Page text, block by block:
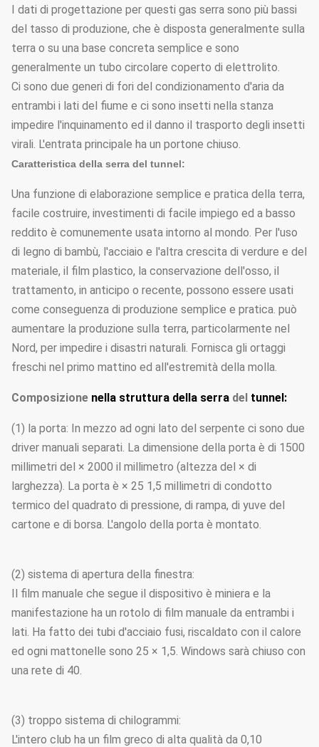
I dati di progettazione per questi gas serra sono più bassi
del tasso di produzione, che è disposta generalmente sulla
terra o su una base concreta semplice e sono
generalmente un tubo circolare coperto di elettrolito.
Ci sono due generi di fori del condizionamento d'aria da
entrambi i lati del fiume e ci sono insetti nella stanza
impedire l'inquinamento ed il danno il trasporto degli insetti
virali. L'entrata principale ha un portone chiuso.
Caratteristica della serra del tunnel:
Una funzione di elaborazione semplice e pratica della terra,
facile costruire, investimenti di facile impiego ed a basso
reddito è comunemente usata intorno al mondo. Per l'uso
di legno di bambù, l'acciaio e l'altra crescita di verdure e del
materiale, il film plastico, la conservazione dell'osso, il
trattamento, in anticipo o recente, possono essere usati
come conseguenza di produzione semplice e pratica. può
aumentare la produzione sulla terra, particolarmente nel
Nord, per impedire i disastri naturali. Fornisca gli ortaggi
freschi nel primo mattino ed all'estremità della molla.
Composizione nella struttura della serra del tunnel:
(1) la porta: In mezzo ad ogni lato del serpente ci sono due
driver manuali separati. La dimensione della porta è di 1500
millimetri del × 2000 il millimetro (altezza del × di
larghezza). La porta è × 25 1,5 millimetri di condotto
termico del quadrato di pressione, di rampa, di yuve del
cartone e di borsa. L'angolo della porta è montato.
(2) sistema di apertura della finestra:
Il film manuale che segue il dispositivo è miniera e la
manifestazione ha un rotolo di film manuale da entrambi i
lati. Ha fatto dei tubi d'acciaio fusi, riscaldato con il calore
ed ogni mattonelle sono 25 × 1,5. Windows sarà chiuso con
una rete di 40.
(3) troppo sistema di chilogrammi:
L'intero club ha un film greco di alta qualità da 0,10